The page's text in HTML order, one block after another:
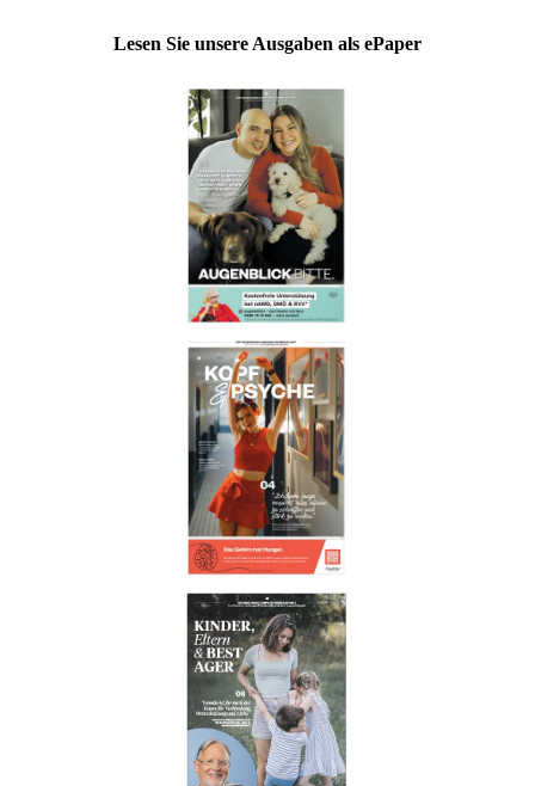
Lesen Sie unsere Ausgaben als ePaper